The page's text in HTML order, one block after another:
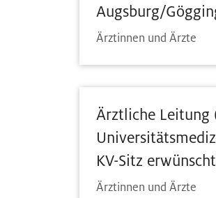
Augsburg/
Ärztinnen und Ärzte
Ärztliche Leitung
KV-Sitz
Ärztinnen und Ärzte